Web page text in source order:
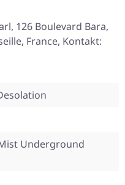
126 Boulevard Bara,
France, Kontakt:
Underground